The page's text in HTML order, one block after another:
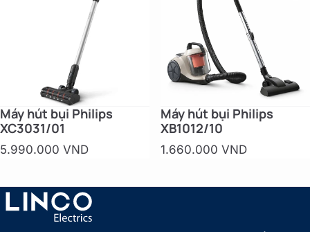
Máy hút bụi Philips
XC3031/01
5.990.000 VND
Máy hút bụi Philips
XB1012/10
1.660.000 VND